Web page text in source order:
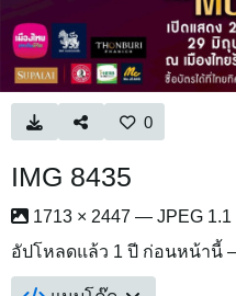
0
IMG 8435
1713 × 2447 — JPEG 1.1
อัปโหลดแล้ว 1 ปี ก่อนหน้านี้